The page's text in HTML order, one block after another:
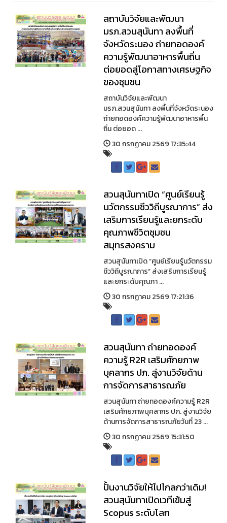
สถาบันวิจัยและพัฒนา
มรภ.สวนสุนันทา ลงพื้นที่
จังหวัดระนอง ถ่ายทอดองค์
ความรู้พัฒนาอาหารพื้นถิ่น
ต่อยอดสู่โอกาสทางเศรษฐกิจ
ของชุมชน
สถาบันวิจัยและพัฒนา
มรภ.สวนสุนันทา ลงพื้นที่จังหวัดระนอง
ถ่ายทอดองค์ความรู้พัฒนาอาหารพื้น
ถิ่น ต่อยอด ...
30 กรกฏาคม 2569 17:35:44
สวนสุนันทาเปิด “ศูนย์เรียนรู้
นวัตกรรมชีววิถีบูรณาการ” ส่ง
เสริมการเรียนรู้และยกระดับ
คุณภาพชีวิตชุมชน
สมุทรสงคราม
สวนสุนันทาเปิด “ศูนย์เรียนรู้นวัตกรรม
ชีววิถีบูรณาการ” ส่งเสริมการเรียนรู้
และยกระดับคุณภา ...
30 กรกฏาคม 2569 17:21:36
สวนสุนันทา ถ่ายทอดองค์
ความรู้ R2R เสริมศักยภาพ
บุคลากร ปภ. สู่งานวิจัยด้าน
การจัดการสาธารณภัย
สวนสุนันทา ถ่ายทอดองค์ความรู้ R2R
เสริมศักยภาพบุคลากร ปภ. สู่งานวิจัย
ด้านการจัดการสาธารณภัยวันที่ 23 ...
30 กรกฏาคม 2569 15:31:50
ปั้นงานวิจัยให้ไปไกลกว่าเดิม!
สวนสุนันทาเปิดเวทีเข้มสู่
Scopus ระดับโลก